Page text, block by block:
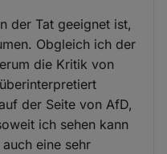
der Tat geeignet ist,
Obgleich ich der
die Kritik von
der Seite von AfD,
ich sehen kann
eine sehr